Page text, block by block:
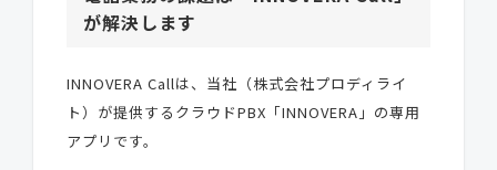
が解決します
INNOVERA Callは、当社（株式会社プロディライ
ト）が提供するクラウドPBX「INNOVERA」の専用
アプリです。